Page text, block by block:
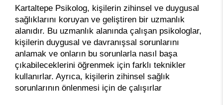
Kartaltepe Psikolog, kişilerin zihinsel ve duygusal
sağlıklarını koruyan ve geliştiren bir uzmanlık
alanıdır. Bu uzmanlık alanında çalışan psikologlar,
kişilerin duygusal ve davranışsal sorunlarını
anlamak ve onların bu sorunlarla nasıl başa
çıkabileceklerini öğrenmek için farklı teknikler
kullanırlar. Ayrıca, kişilerin zihinsel sağlık
sorunlarının önlenmesi için de çalışırlar